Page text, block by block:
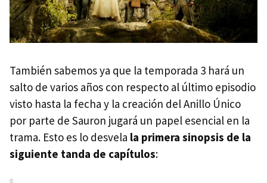
También sabemos ya que la temporada 3 hará un
salto de varios años con respecto al último episodio
visto hasta la fecha y la creación del Anillo Único
por parte de Sauron jugará un papel esencial en la
trama. Esto es lo desvela la primera sinopsis de la
siguiente tanda de capítulos: